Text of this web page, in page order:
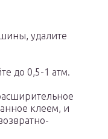
удалите
до 0,5-1 атм.
клеем, и